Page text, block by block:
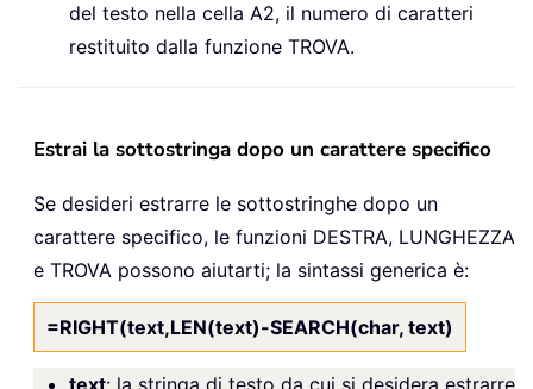
del testo nella cella A2, il numero di caratteri
restituito dalla funzione TROVA.
Estrai la sottostringa dopo un carattere specifico
Se desideri estrarre le sottostringhe dopo un
carattere specifico, le funzioni DESTRA, LUNGHEZZA
e TROVA possono aiutarti; la sintassi generica è:
=RIGHT(text,LEN(text)-SEARCH(char, text)